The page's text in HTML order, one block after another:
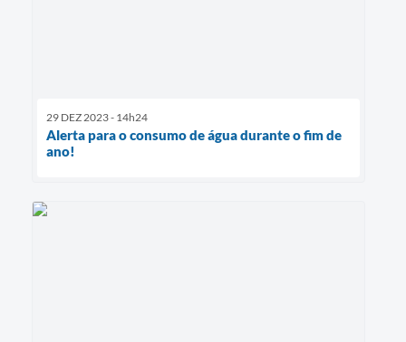
29 DEZ 2023 - 14h24
Alerta para o consumo de água durante o fim de
ano!